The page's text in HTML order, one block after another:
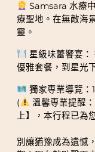
Samsara 水療
療聖地。在無敵海
靈。
星級味蕾饗宴
優雅套餐，到星光
獨家專業導覽：
(
溫馨專業提醒
上】，本行程已為
別讓猶豫成為遺憾